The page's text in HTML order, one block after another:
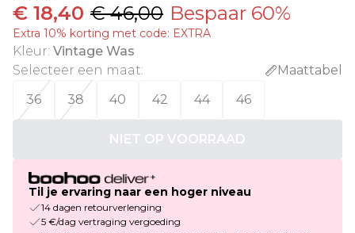
€ 18,40 € 46,00 Bespaar 60%
Extra 10% korting met code: EXTRA
Kleur: Vintage Was
Selecteer een maat:
Maattabel
36
38 40 42 44 46
NIET OP VOORRAAD
Til je ervaring naar een hoger niveau
14 dagen retourverlenging
5 €/dag vertraging vergoeding